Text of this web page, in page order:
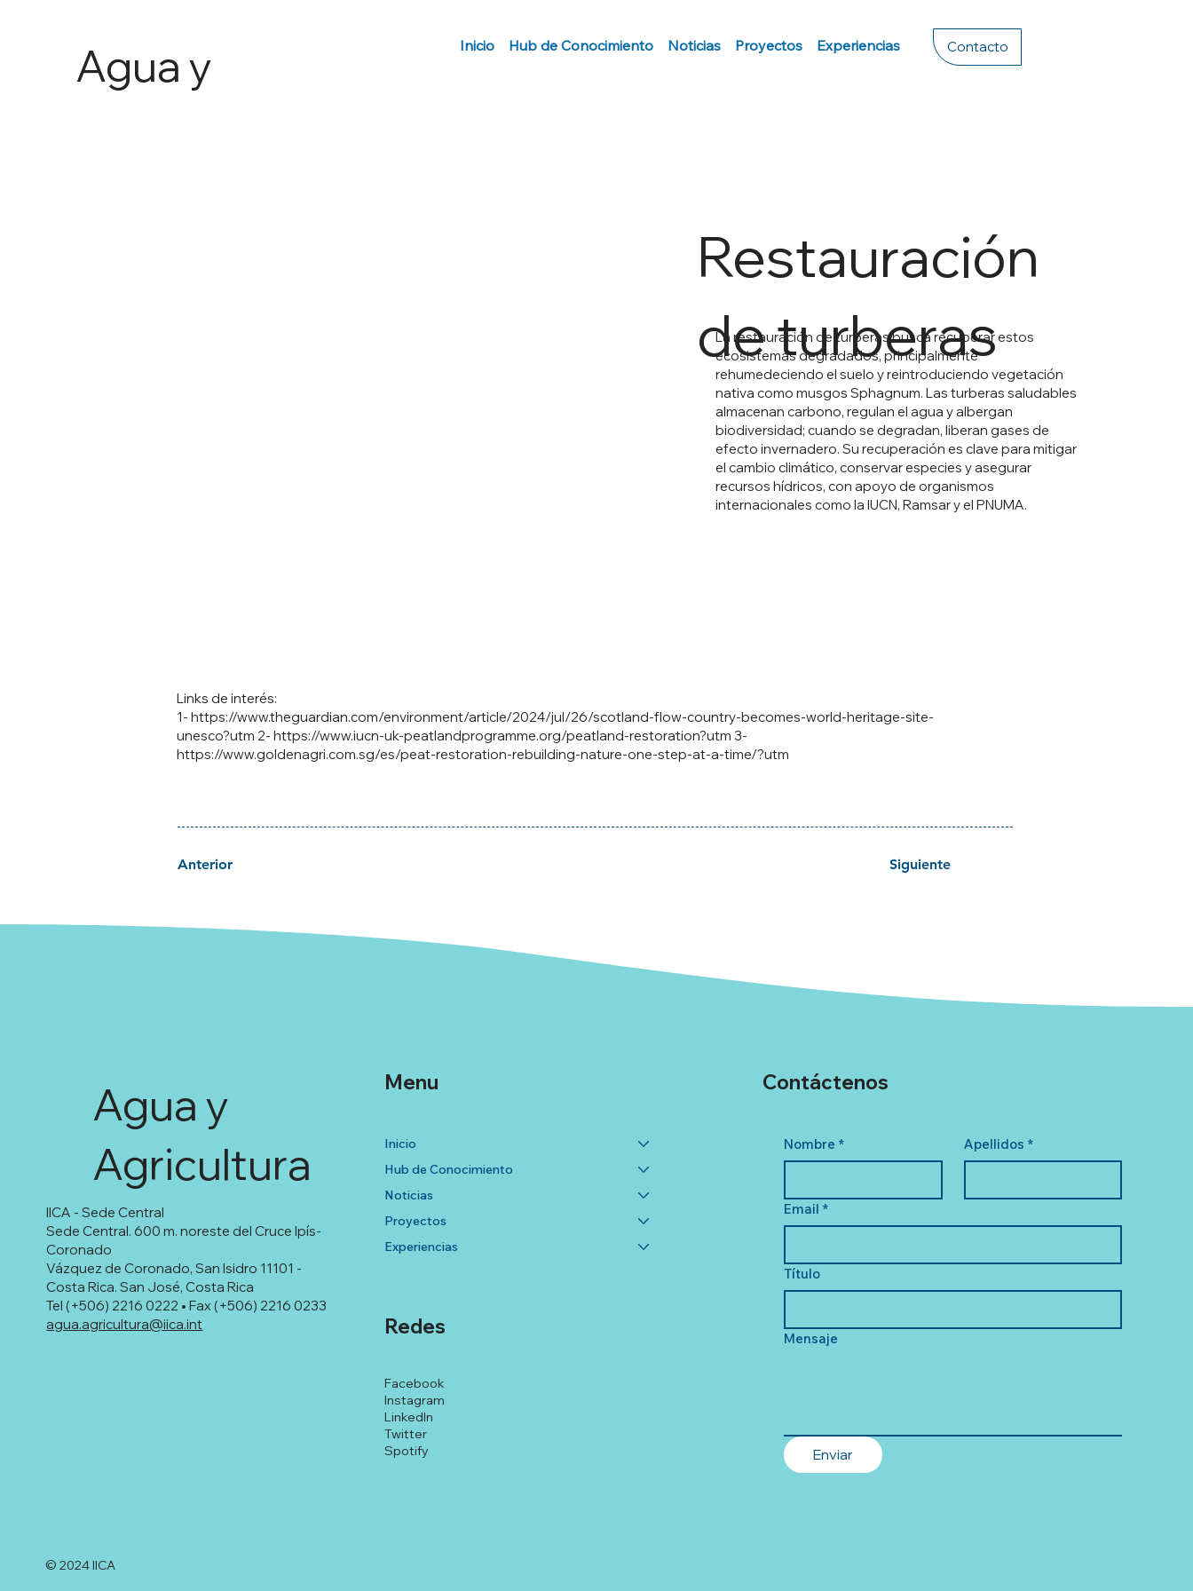
Agua y
Inicio Hub de Conocimiento Noticias Proyectos Experiencias Contacto
Restauración
de turberas
La restauración de turberas busca recuperar estos
ecosistemas degradados, principalmente
rehumedeciendo el suelo y reintroduciendo vegetación
nativa como musgos Sphagnum. Las turberas saludables
almacenan carbono, regulan el agua y albergan
biodiversidad; cuando se degradan, liberan gases de
efecto invernadero. Su recuperación es clave para mitigar
el cambio climático, conservar especies y asegurar
recursos hídricos, con apoyo de organismos
internacionales como la IUCN, Ramsar y el PNUMA.
1- https://www.theguardian.com/environment/article/2024/jul/26/scotland-flow-country-becomes-world-heritage-site-
unesco?utm 2- https://www.iucn-uk-peatlandprogramme.org/peatland-restoration?utm 3-
https://www.goldenagri.com.sg/es/peat-restoration-rebuilding-nature-one-step-at-a-time/?utm
Links de interés:
Siguiente
Anterior
IICA - Sede Central
Sede Central. 600 m. noreste del Cruce Ipís-
Coronado
Vázquez de Coronado, San Isidro 11101 -
Costa Rica. San José, Costa Rica
Tel (+506) 2216 0222 • Fax (+506) 2216 0233
agua.agricultura@iica.int
Agua y
Agricultura
Facebook
Instagram
LinkedIn
Twitter
Spotify
Redes
Inicio
Hub de Conocimiento
Noticias
Proyectos
Experiencias
Menu
Nombre * Apellidos *
Email *
Título
Mensaje
Enviar
Contáctenos
© 2024 IICA